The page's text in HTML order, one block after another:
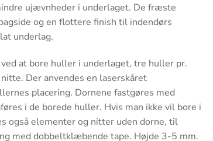
ujævnheder i underlaget. De fræste
og en flottere finish til indendørs
underlag.
at bore huller i underlaget, tre huller pr.
Der anvendes en laserskåret
placering. Dornene fastgøres med
i de borede huller. Hvis man ikke vil bore i
også elementer og nitter uden dorne, til
med dobbeltklæbende tape. Højde 3-5 mm.